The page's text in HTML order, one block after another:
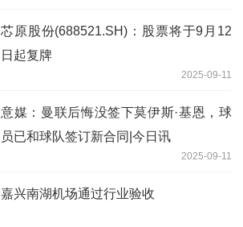
芯原股份(688521.SH)：股票将于9月12
日起复牌
2025-09-11
意媒：曼联后悔没签下莫伊斯·基恩，球
员已和球队签订新合同|今日讯
2025-09-11
嘉兴南湖机场通过行业验收